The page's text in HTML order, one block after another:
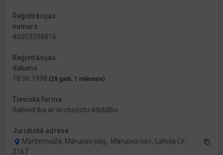
Reģistrācijas
numurs
40003398816
Reģistrācijas
datums
18.06.1998 (28 gadi, 1 mēnesis)
Tiesiskā forma
Sabiedrība ar ierobežotu atbildību
Juridiskā adrese
Mārtiņmuiža, Mārupes pag., Mārupes nov., Latvija LV-
2167